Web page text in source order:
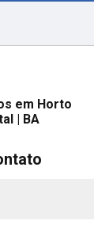
em Horto
| BA